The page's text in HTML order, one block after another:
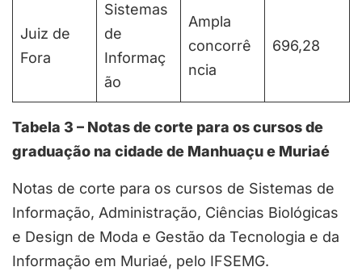
Juiz de
Fora
Sistemas
de
Informaç
ão
Ampla
concorrê
ncia
696,28
Tabela 3 – Notas de corte para os cursos de
graduação na cidade de Manhuaçu e Muriaé
Notas de corte para os cursos de Sistemas de
Informação, Administração, Ciências Biológicas
e Design de Moda e Gestão da Tecnologia e da
Informação em Muriaé, pelo IFSEMG.